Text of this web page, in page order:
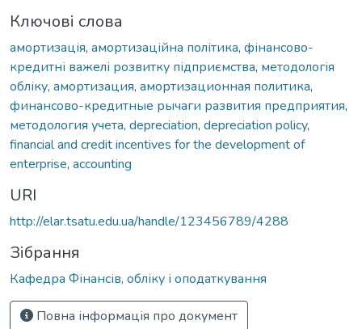
Ключові слова
амортизація, амортизаційна політика, фінансово-
кредитні важелі розвитку підприємства, методологія
обліку, амортизация, амортизационная политика,
финансово-кредитные рычаги развития предприятия,
методология учета, depreciation, depreciation policy,
financial and credit incentives for the development of
enterprise, accounting
URI
http://elar.tsatu.edu.ua/handle/123456789/4288
Зібрання
Кафедра Фінансів, обліку і оподаткування
Повна інформація про документ